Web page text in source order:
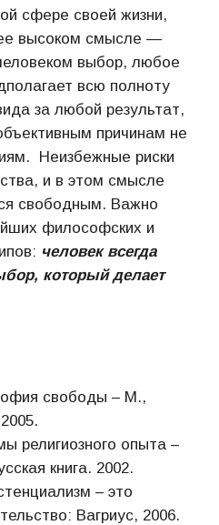
сфере своей жизни,
высоком смысле —
выбор, любое
всю полноту
за любой результат,
причинам не
Неизбежные риски
и в этом смысле
свободным. Важно
философских и
человек всегда
который делает
свободы – М.,
религиозного опыта –
книга. 2002.
– это
Вагриус, 2006.